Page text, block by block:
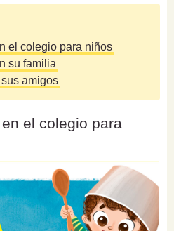
el colegio para niños
su familia
amigos
el colegio para